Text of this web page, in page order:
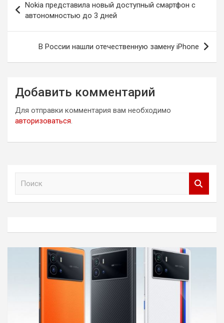
по
записям
Nokia представила новый доступный смартфон с
автономностью до 3 дней
В России нашли отечественную замену iPhone
Добавить комментарий
Для отправки комментария вам необходимо
авторизоваться.